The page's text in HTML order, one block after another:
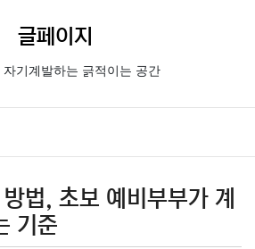
글페이지
자기계발하는 긁적이는 공간
법, 초보 예비부부가 계
기준